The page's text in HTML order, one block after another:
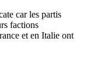
car les partis
factions
et en Italie ont